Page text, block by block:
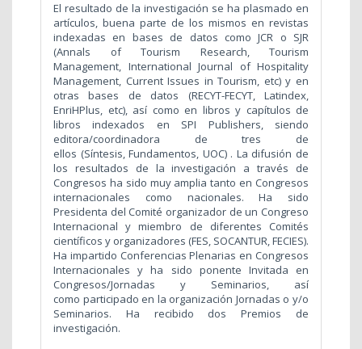
El resultado de la investigación se ha plasmado en
artículos, buena parte de los mismos en revistas
indexadas en bases de datos como JCR o SJR
(Annals of Tourism Research, Tourism
Management, International Journal of Hospitality
Management, Current Issues in Tourism, etc) y en
otras bases de datos (RECYT-FECYT, Latindex,
EnriHPlus, etc), así como en libros y capítulos de
libros indexados en SPI Publishers, siendo
editora/coordinadora de tres de
ellos (Síntesis, Fundamentos, UOC) . La difusión de
los resultados de la investigación a través de
Congresos ha sido muy amplia tanto en Congresos
internacionales como nacionales. Ha sido
Presidenta del Comité organizador de un Congreso
Internacional y miembro de diferentes Comités
científicos y organizadores (FES, SOCANTUR, FECIES).
Ha impartido Conferencias Plenarias en Congresos
Internacionales y ha sido ponente Invitada en
Congresos/Jornadas y Seminarios, así
como participado en la organización Jornadas o y/o
Seminarios. Ha recibido dos Premios de
investigación.